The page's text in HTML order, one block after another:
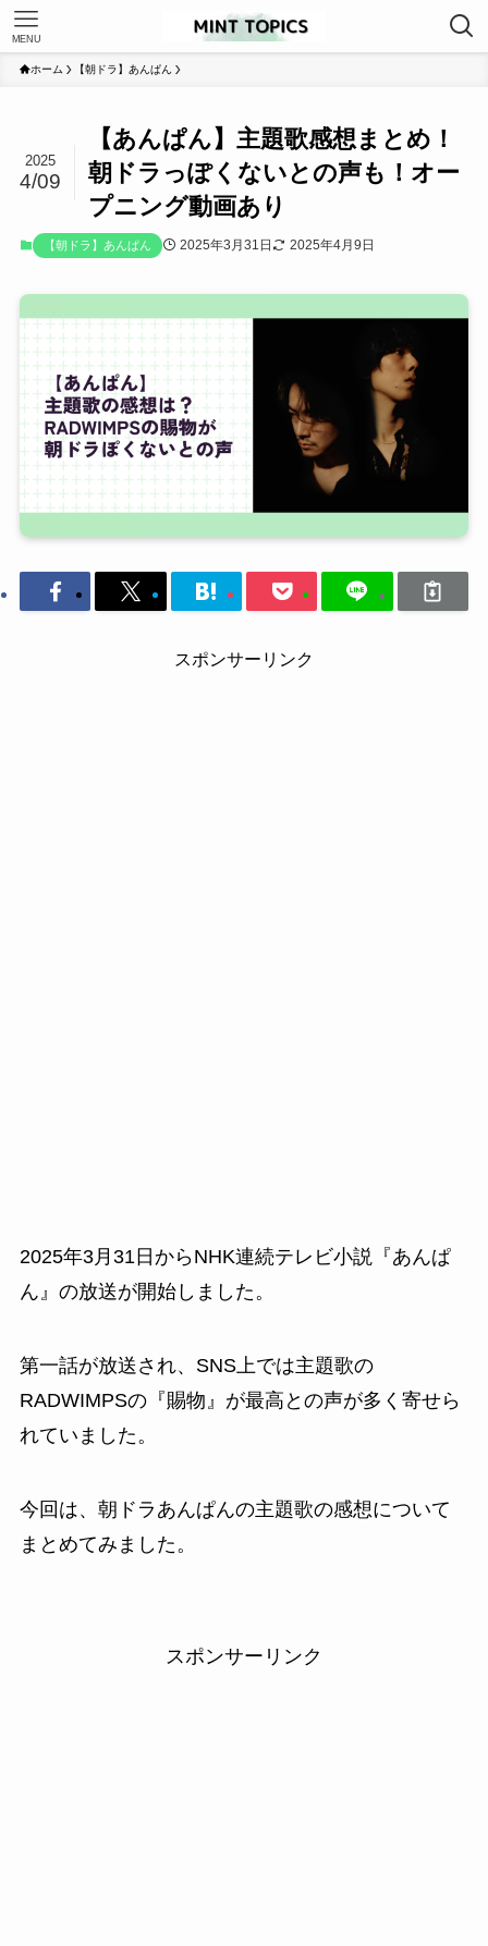
MENU
ホーム 【朝ドラ】あんぱん
【あんぱん】主題歌感想まとめ！
朝ドラっぽくないとの声も！オー
プニング動画あり
2025
4/09
【朝ドラ】あんぱん 2025年3月31日 2025年4月9日
スポンサーリンク
2025年3月31日からNHK連続テレビ小説『あんぱ
ん』の放送が開始しました。
第一話が放送され、SNS上では主題歌の
RADWIMPSの『賜物』が最高との声が多く寄せら
れていました。
今回は、朝ドラあんぱんの主題歌の感想について
まとめてみました。
スポンサーリンク